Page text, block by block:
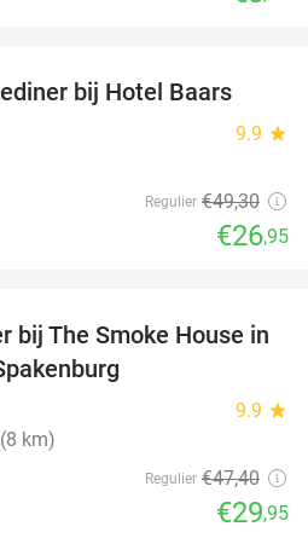
bij Hotel Baars
9.9 star
Regulier €49,30
€26,95
37%
bij The Smoke House in
9.9 star
km)
Regulier €47,40
€29,95